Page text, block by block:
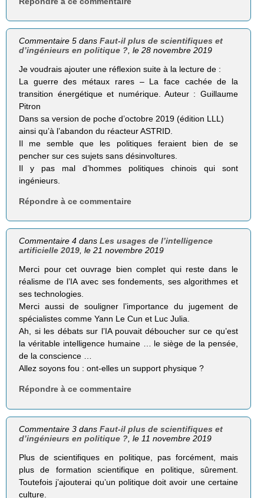
Commentaire 5 dansFaut-il plus de scientifiques et
d’ingénieurs en politique ? , le 28 novembre 2019
Je voudrais ajouter une réflexion suite à la lecture de :
La guerre des métaux rares – La face cachée de la
transition énergétique et numérique. Auteur : Guillaume
Pitron
Dans sa version de poche d’octobre 2019 (édition LLL)
ainsi qu’à l’abandon du réacteur ASTRID.
Il me semble que les politiques feraient bien de se
pencher sur ces sujets sans désinvoltures.
Il y pas mal d’hommes politiques chinois qui sont
ingénieurs.
Répondre à ce commentaire
Commentaire 4 dansLes usages de l’intelligence
artificielle 2019, le 21 novembre 2019
Merci pour cet ouvrage bien complet qui reste dans le
réalisme de l’IA avec ses fondements, ses algorithmes et
ses technologies.
Merci aussi de souligner l’importance du jugement de
spécialistes comme Yann Le Cun et Luc Julia.
Ah, si les débats sur l’IA pouvait déboucher sur ce qu’est
la véritable intelligence humaine … le siège de la pensée,
de la conscience …
Allez soyons fou : ont-elles un support physique ?
Répondre à ce commentaire
Commentaire 3 dansFaut-il plus de scientifiques et
d’ingénieurs en politique ? , le 11 novembre 2019
Plus de scientifiques en politique, pas forcément, mais
plus de formation scientifique en politique, sûrement.
Toutefois j’ajouterai qu’un politique doit avoir une certaine
culture.